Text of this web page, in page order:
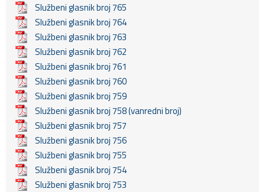
Službeni glasnik broj 765
Službeni glasnik broj 764
Službeni glasnik broj 763
Službeni glasnik broj 762
Službeni glasnik broj 761
Službeni glasnik broj 760
Službeni glasnik broj 759
Službeni glasnik broj 758 (vanredni broj)
Službeni glasnik broj 757
Službeni glasnik broj 756
Službeni glasnik broj 755
Službeni glasnik broj 754
Službeni glasnik broj 753